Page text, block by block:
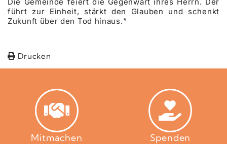
führt zur Einheit, stärkt den Glauben und schenkt
Zukunft über den Tod hinaus.“
Drucken
Mitmachen Spenden